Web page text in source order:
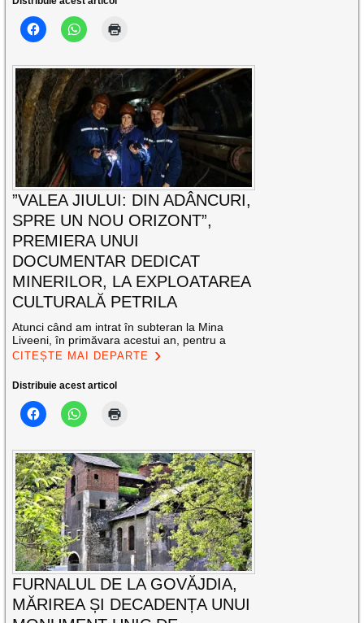
”VALEA JIULUI: DIN ADÂNCURI,
SPRE UN NOU ORIZONT”,
PREMIERA UNUI
DOCUMENTAR DEDICAT
MINERILOR, LA EXPLOATAREA
CULTURALĂ PETRILA
Atunci când am intrat în subteran la Mina
Liveeni, în primăvara acestui an, pentru a
CITEȘTE MAI DEPARTE
Distribuie acest articol
FURNALUL DE LA GOVĂJDIA,
MĂRIREA ȘI DECADENȚA UNUI